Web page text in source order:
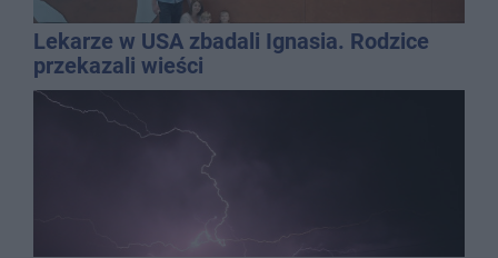
Lekarze w USA zbadali Ignasia. Rodzice
przekazali wieści